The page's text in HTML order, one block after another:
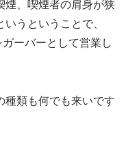
煙、喫煙者の肩身が狭
うということで、
ーバーとして営業し
種類も何でも来いです